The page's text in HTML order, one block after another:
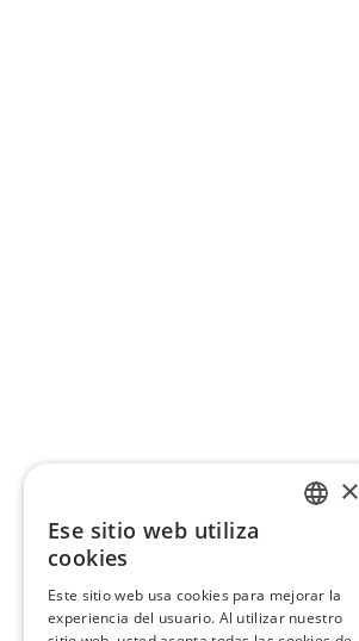
×
Ese sitio web utiliza
cookies
Este sitio web usa cookies para mejorar la
experiencia del usuario. Al utilizar nuestro